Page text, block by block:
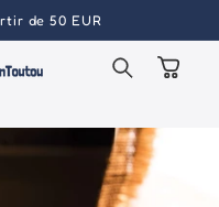
de 50 EUR
Panier